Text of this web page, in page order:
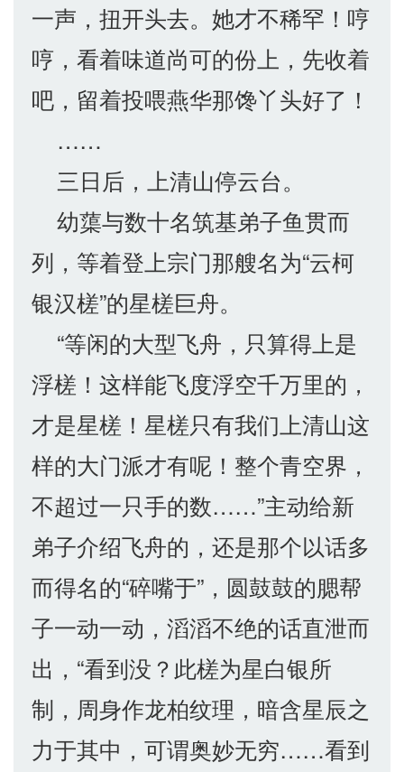
一声，扭开头去。她才不稀罕！哼
哼，看着味道尚可的份上，先收着
吧，留着投喂燕华那馋丫头好了！
……
三日后，上清山停云台。
幼蕖与数十名筑基弟子鱼贯而
列，等着登上宗门那艘名为“云柯
银汉槎”的星槎巨舟。
“等闲的大型飞舟，只算得上是
浮槎！这样能飞度浮空千万里的，
才是星槎！星槎只有我们上清山这
样的大门派才有呢！整个青空界，
不超过一只手的数……”主动给新
弟子介绍飞舟的，还是那个以话多
而得名的“碎嘴于”，圆鼓鼓的腮帮
子一动一动，滔滔不绝的话直泄而
出，“看到没？此槎为星白银所
制，周身作龙柏纹理，暗含星辰之
力于其中，可谓奥妙无穷……看到